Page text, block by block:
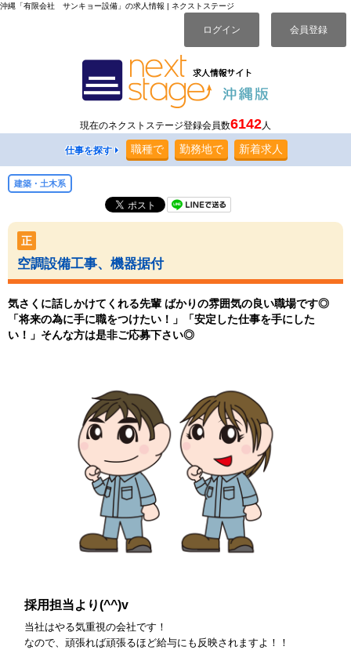
沖縄「有限会社 サンキョー設備」の求人情報 | ネクストステージ
ログイン 会員登録
現在のネクストステージ登録会員数6142人
仕事を探す 職種で 勤務地で 新着求人
建築・土木系
正
空調設備工事、機器据付
気さくに話しかけてくれる先輩 ばかりの雰囲気の良い職場です◎
「将来の為に手に職をつけたい！」「安定した仕事を手にした
い！」そんな方は是非ご応募下さい◎
採用担当より(^^)v
当社はやる気重視の会社です！
なので、頑張れば頑張るほど給与にも反映されますよ！！